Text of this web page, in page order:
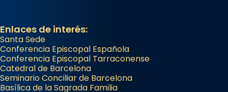
Enlaces de interés:
Santa Sede
Conferencia Episcopal Española
Conferencia Episcopal Tarraconense
Catedral de Barcelona
Seminario Conciliar de Barcelona
Basílica de la Sagrada Familia